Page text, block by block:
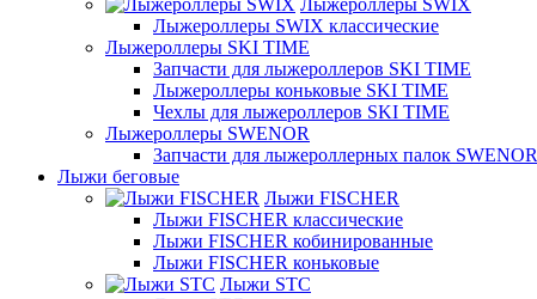
Лыжероллеры SWIX
Лыжероллеры SWIX классические
Лыжероллеры SKI TIME
Запчасти для лыжероллеров SKI TIME
Лыжероллеры коньковые SKI TIME
Чехлы для лыжероллеров SKI TIME
Лыжероллеры SWENOR
Запчасти для лыжероллерных палок SWENOR
Лыжи беговые
Лыжи FISCHER
Лыжи FISCHER классические
Лыжи FISCHER кобинированные
Лыжи FISCHER коньковые
Лыжи STC